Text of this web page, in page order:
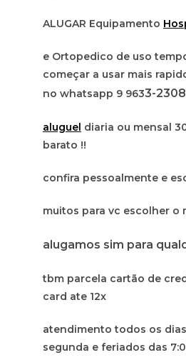
ALUGAR Equipamento
e Ortopedico de uso
começar a usar mais
no whatsapp 9 9633-2308
aluguel diaria ou mensal
barato !!
confira pessoalmente e
muitos para vc escolher o
alugamos sim para
tbm parcela cartão de
card ate 12x
atendimento todos os
segunda e feriados das